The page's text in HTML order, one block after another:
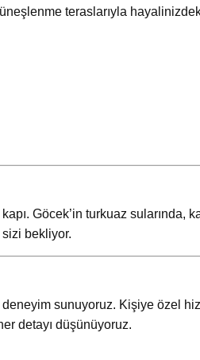
teraslarıyla
Göcek’in turkuaz sularında,
bekliyor.
sunuyoruz. Kişiye özel
detayı düşünüyoruz.